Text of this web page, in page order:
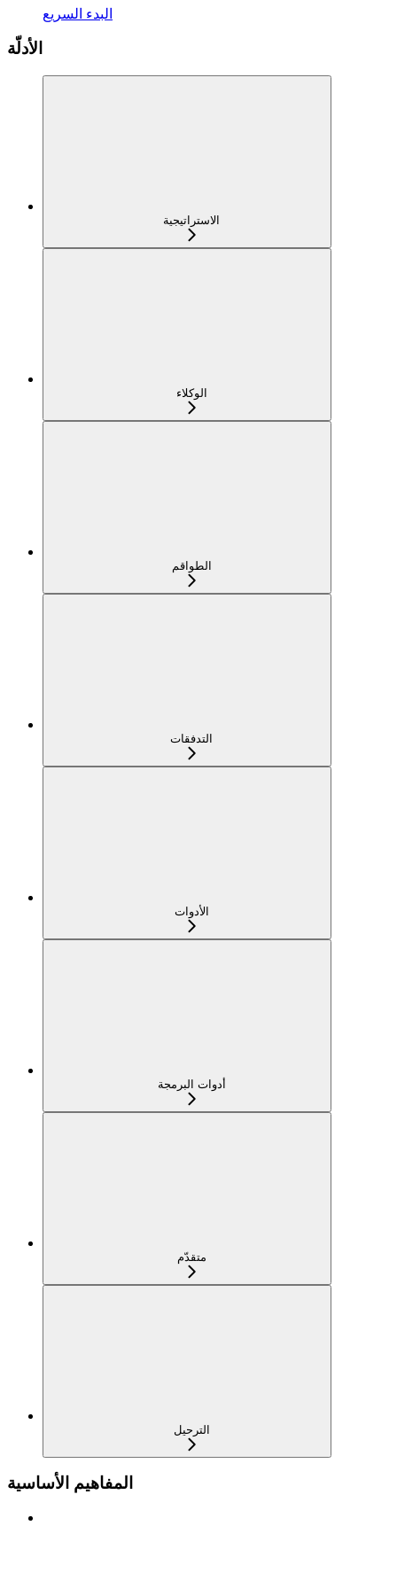
البدء السريع
الأدلّة
الاستراتيجية
الوكلاء
الطواقم
التدفقات
الأدوات
أدوات البرمجة
متقدّم
الترحيل
المفاهيم الأساسية